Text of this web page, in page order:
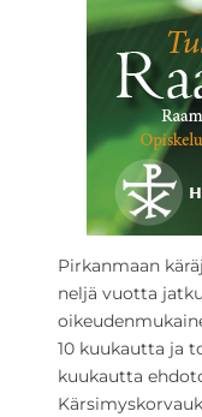
Pirkanmaan
neljä vuotta
10 kuukautta ja
kuukautta